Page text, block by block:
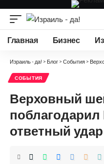
Главная Бизнес
Израиль - да! > Блог > События >
СОБЫТИЯ
Верховный
поблагодарил
ответный